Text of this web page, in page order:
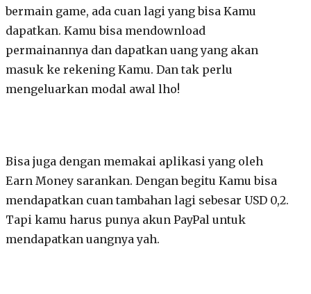
bermain game, ada cuan lagi yang bisa Kamu
dapatkan. Kamu bisa mendownload
permainannya dan dapatkan uang yang akan
masuk ke rekening Kamu. Dan tak perlu
mengeluarkan modal awal lho!
Bisa juga dengan memakai aplikasi yang oleh
Earn Money sarankan. Dengan begitu Kamu bisa
mendapatkan cuan tambahan lagi sebesar USD 0,2.
Tapi kamu harus punya akun PayPal untuk
mendapatkan uangnya yah.